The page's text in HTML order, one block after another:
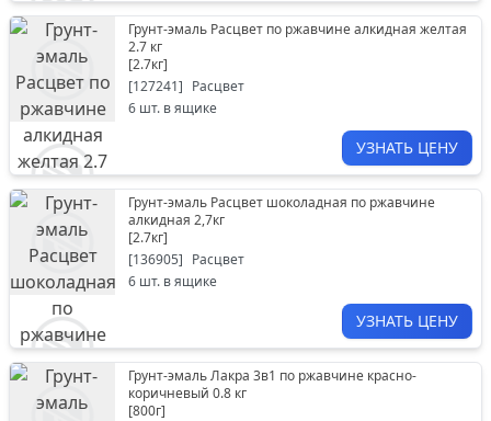
Грунт-эмаль Расцвет по ржавчине алкидная желтая
2.7 кг
[2.7кг]
[127241] Расцвет
6 шт. в ящике
УЗНАТЬ ЦЕНУ
Грунт-эмаль Расцвет шоколадная по ржавчине
алкидная 2,7кг
[2.7кг]
[136905] Расцвет
6 шт. в ящике
УЗНАТЬ ЦЕНУ
Грунт-эмаль Лакра 3в1 по ржавчине красно-
коричневый 0.8 кг
[800г]